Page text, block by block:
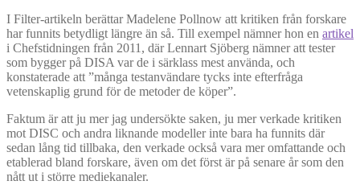
I Filter-artikeln berättar Madelene Pollnow att kritiken från forskare
har funnits betydligt längre än så. Till exempel nämner hon en artikel
i Chefstidningen från 2011, där Lennart Sjöberg nämner att tester
som bygger på DISA var de i särklass mest använda, och
konstaterade att ”många testanvändare tycks inte efterfråga
vetenskaplig grund för de metoder de köper”.
Faktum är att ju mer jag undersökte saken, ju mer verkade kritiken
mot DISC och andra liknande modeller inte bara ha funnits där
sedan lång tid tillbaka, den verkade också vara mer omfattande och
etablerad bland forskare, även om det först är på senare år som den
nått ut i större mediekanaler.